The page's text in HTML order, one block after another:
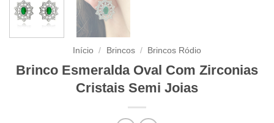
Início / Brincos / Brincos Ródio
Brinco Esmeralda Oval Com Zirconias
Cristais Semi Joias